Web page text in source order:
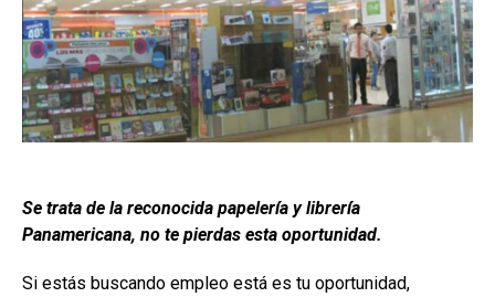
Se trata de la reconocida papelería y librería
Panamericana, no te pierdas esta oportunidad.
Si estás buscando empleo está es tu oportunidad,